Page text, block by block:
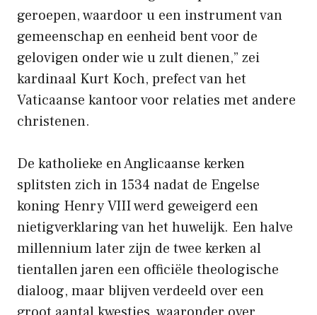
geroepen, waardoor u een instrument van
gemeenschap en eenheid bent voor de
gelovigen onder wie u zult dienen,” zei
kardinaal Kurt Koch, prefect van het
Vaticaanse kantoor voor relaties met andere
christenen.
De katholieke en Anglicaanse kerken
splitsten zich in 1534 nadat de Engelse
koning Henry VIII werd geweigerd een
nietigverklaring van het huwelijk. Een halve
millennium later zijn de twee kerken al
tientallen jaren een officiële theologische
dialoog, maar blijven verdeeld over een